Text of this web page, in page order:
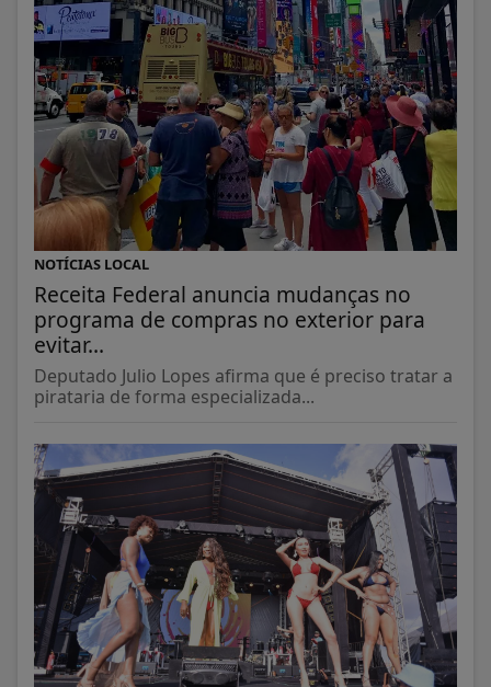
NOTÍCIAS LOCAL
Receita Federal anuncia mudanças no
programa de compras no exterior para
evitar...
Deputado Julio Lopes afirma que é preciso tratar a
pirataria de forma especializada...